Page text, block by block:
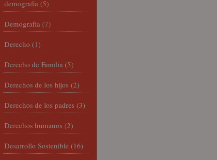
demografia (5)
Demografía (7)
Derecho (1)
Derecho de Familia (5)
Derechos de los hijos (2)
Derechos de los padres (3)
Derechos humanos (2)
Desarrollo Sostenible (16)